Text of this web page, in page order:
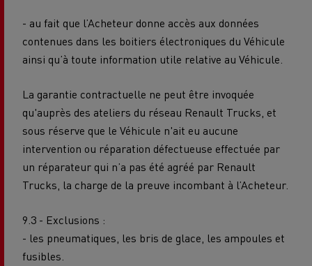
- au fait que l’Acheteur donne accès aux données
contenues dans les boitiers électroniques du Véhicule
ainsi qu’à toute information utile relative au Véhicule.
La garantie contractuelle ne peut être invoquée
qu'auprès des ateliers du réseau Renault Trucks, et
sous réserve que le Véhicule n'ait eu aucune
intervention ou réparation défectueuse effectuée par
un réparateur qui n’a pas été agréé par Renault
Trucks, la charge de la preuve incombant à l’Acheteur.
9.3 - Exclusions :
- les pneumatiques, les bris de glace, les ampoules et
fusibles.